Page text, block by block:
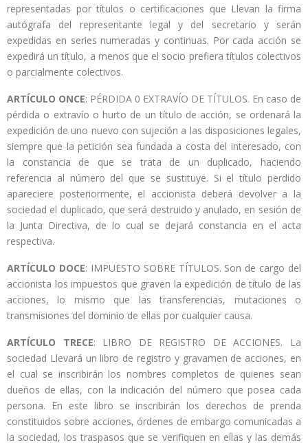
representadas por títulos o certificaciones que Llevan la firma
autógrafa del representante legal y del secretario y serán
expedidas en series numeradas y continuas. Por cada acción se
expedirá un título, a menos que el socio prefiera títulos colectivos
o parcialmente colectivos.
ARTÍCULO ONCE: PÉRDIDA 0 EXTRAVÍO DE TÍTULOS. En caso de
pérdida o extravío o hurto de un título de acción, se ordenará la
expedición de uno nuevo con sujeción a las disposiciones legales,
siempre que la petición sea fundada a costa del interesado, con
la constancia de que se trata de un duplicado, haciendo
referencia al número del que se sustituye. Si el título perdido
apareciere posteriormente, el accionista deberá devolver a la
sociedad el duplicado, que será destruido y anulado, en sesión de
la Junta Directiva, de lo cual se dejará constancia en el acta
respectiva.
ARTÍCULO DOCE: IMPUESTO SOBRE TÍTULOS. Son de cargo del
accionista los impuestos que graven la expedición de título de las
acciones, lo mismo que las transferencias, mutaciones o
transmisiones del dominio de ellas por cualquier causa.
ARTÍCULO TRECE: LIBRO DE REGISTRO DE ACCIONES. La
sociedad Llevará un libro de registro y gravamen de acciones, en
el cual se inscribirán los nombres completos de quienes sean
dueños de ellas, con la indicación del número que posea cada
persona. En este libro se inscribirán los derechos de prenda
constituidos sobre acciones, órdenes de embargo comunicadas a
la sociedad, los traspasos que se verifiquen en ellas y las demás